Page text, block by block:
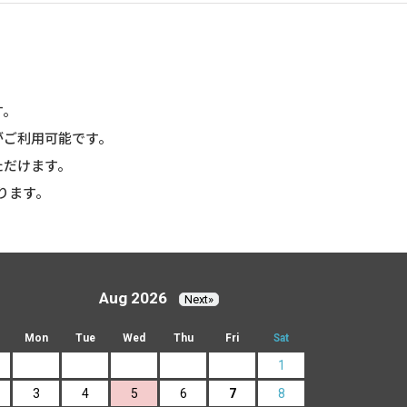
利用可能です。
けます。
す。
Aug 2026 Next»
Mon Tue Wed Thu Fri Sat
1
3
4 5 6 7 8